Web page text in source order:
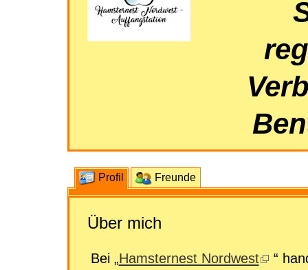
Profil Freunde
Über mich
Bei „Hamsternest Nordwest
“